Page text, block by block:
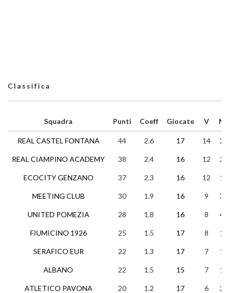
Classifica
Squadra
REAL CASTEL FONTANA
REAL CIAMPINO ACADEMY
ECOCITY GENZANO
MEETING CLUB
UNITED POMEZIA
FIUMICINO 1926
SERAFICO EUR
ALBANO
ATLETICO PAVONA
Punti Coeff Giocate V N
44 2.6 17 14 2
38 2.4 16 12 2
37 2.3 16 12 1
30 1.9 16 9 3
28 1.8 16 8 4
25 1.5 17 8 1
22 1.3 17 7 1
22 1.5 15 7 1
20 1.2 17 6 2